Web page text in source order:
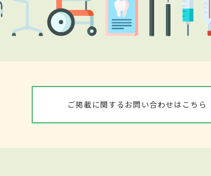
ご掲載に関するお問い合わせはこちら